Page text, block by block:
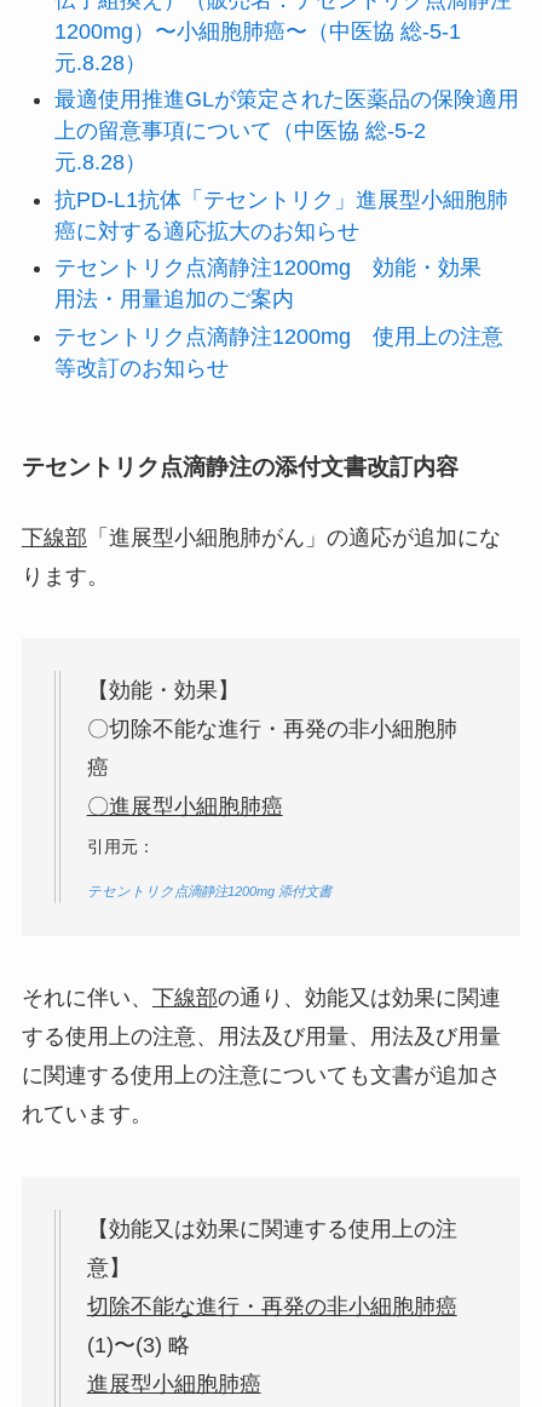
1200mg）〜小細胞肺癌〜（中医協 総-5-1
元.8.28）
最適使用推進GLが策定された医薬品の保険適用
上の留意事項について（中医協 総-5-2
元.8.28）
抗PD-L1抗体「テセントリク」進展型小細胞肺
癌に対する適応拡大のお知らせ
テセントリク点滴静注1200mg 効能・効果
用法・用量追加のご案内
テセントリク点滴静注1200mg 使用上の注意
等改訂のお知らせ
テセントリク点滴静注の添付文書改訂内容
下線部 「進展型小細胞肺がん」の適応が追加にな
ります。
【効能・効果】
〇切除不能な進行・再発の非小細胞肺
癌
〇進展型小細胞肺癌
引用元：
テセントリク点滴静注1200mg 添付文書
それに伴い、 下線部の通り、効能又は効果に関連
する使用上の注意、用法及び用量、用法及び用量
に関連する使用上の注意についても文書が追加さ
れています。
【効能又は効果に関連する使用上の注
意】
切除不能な進行・再発の非小細胞肺癌
(1)〜(3) 略
進展型小細胞肺癌